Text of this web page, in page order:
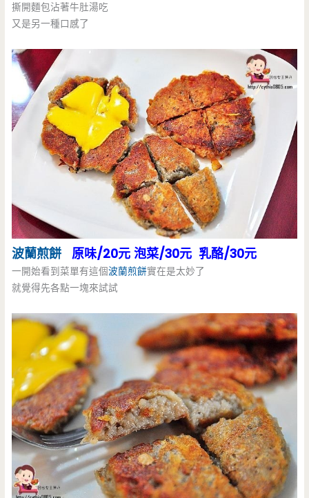
撕開麵包沾著牛肚湯吃
又是另一種口感了
波蘭煎餅 原味/20元 泡菜/30元 乳酪/30元
一開始看到菜單有這個波蘭煎餅實在是太妙了
就覺得先各點一塊來試試